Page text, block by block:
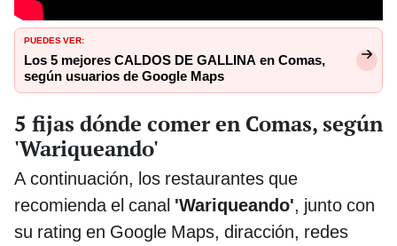
PUEDES VER:
Los 5 mejores CALDOS DE GALLINA en Comas,
según usuarios de Google Maps
5 fijas dónde comer en Comas, según
'Wariqueando'
A continuación, los restaurantes que
recomienda el canal 'Wariqueando', junto con
su rating en Google Maps, diracción, redes